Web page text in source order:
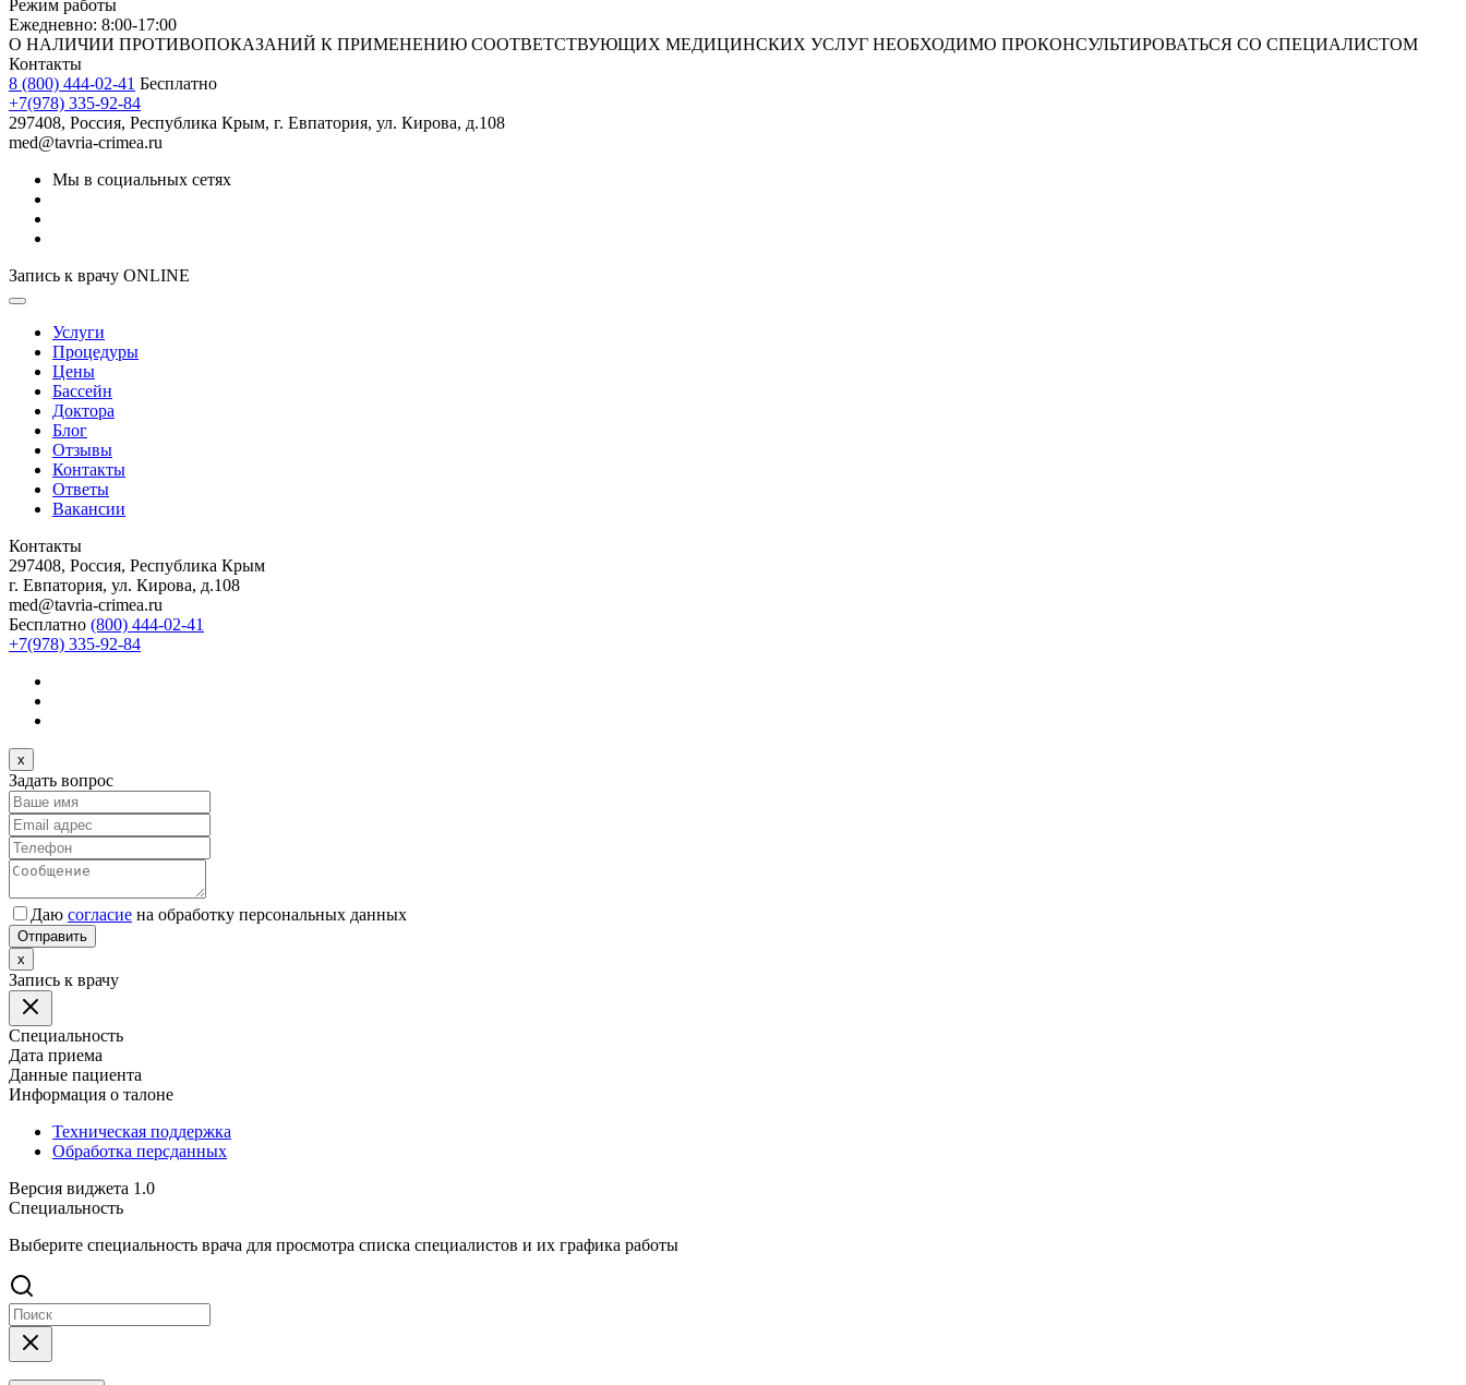
Режим работы
Ежедневно: 8:00-17:00
О НАЛИЧИИ ПРОТИВОПОКАЗАНИЙ К ПРИМЕНЕНИЮ СООТВЕТСТВУЮЩИХ МЕДИЦИНСКИХ УСЛУГ НЕОБХОДИМО ПРОКОНСУЛЬТИРОВАТЬСЯ СО СПЕЦИАЛИСТОМ
Контакты
8 (800) 444-02-41 Бесплатно
+7(978) 335-92-84
297408, Россия, Республика Крым, г. Евпатория, ул. Кирова, д.108
med@tavria-crimea.ru
Мы в социальных сетях
Запись к врачу ONLINE
Услуги
Процедуры
Цены
Бассейн
Доктора
Блог
Отзывы
Контакты
Ответы
Вакансии
Контакты
297408, Россия, Республика Крым
г. Евпатория, ул. Кирова, д.108
med@tavria-crimea.ru
Бесплатно (800) 444-02-41
+7(978) 335-92-84
x
Задать вопрос
Даю согласие на обработку персональных данных
Отправить
x
Запись к врачу
Специальность
Дата приема
Данные пациента
Информация о талоне
Техническая поддержка
Обработка персданных
Версия виджета 1.0
Специальность
Выберите специальность врача для просмотра списка специалистов и их графика работы